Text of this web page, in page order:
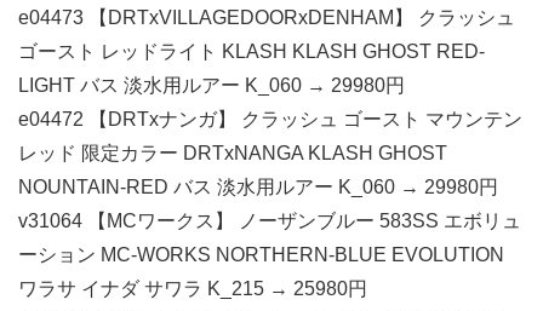
e04473 【DRTxVILLAGEDOORxDENHAM】 クラッシュ
ゴースト レッドライト KLASH KLASH GHOST RED-
LIGHT バス 淡水用ルアー K_060 → 29980円
e04472 【DRTxナンガ】 クラッシュ ゴースト マウンテン
レッド 限定カラー DRTxNANGA KLASH GHOST
NOUNTAIN-RED バス 淡水用ルアー K_060 → 29980円
v31064 【MCワークス】 ノーザンブルー 583SS エボリュ
ーション MC-WORKS NORTHERN-BLUE EVOLUTION
ワラサ イナダ サワラ K_215 → 25980円